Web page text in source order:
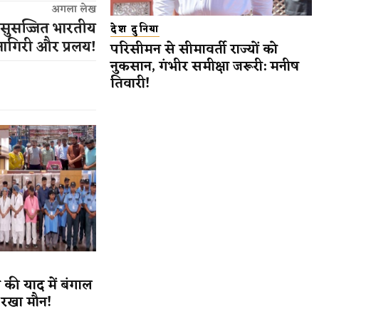
अगला लेख
भारतीय
और प्रलय!
याद में बंगाल
मौन!
देश दुनिया
परिसीमन से सीमावर्ती राज्यों को
नुकसान, गंभीर समीक्षा जरूरी: मनीष
तिवारी!